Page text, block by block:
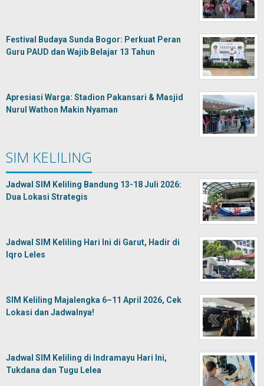
Festival Budaya Sunda Bogor: Perkuat Peran
Guru PAUD dan Wajib Belajar 13 Tahun
Apresiasi Warga: Stadion Pakansari & Masjid
Nurul Wathon Makin Nyaman
SIM KELILING
Jadwal SIM Keliling Bandung 13-18 Juli 2026:
Dua Lokasi Strategis
Jadwal SIM Keliling Hari Ini di Garut, Hadir di
Iqro Leles
SIM Keliling Majalengka 6–11 April 2026, Cek
Lokasi dan Jadwalnya!
Jadwal SIM Keliling di Indramayu Hari Ini,
Tukdana dan Tugu Lelea